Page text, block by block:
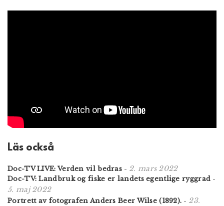
Läs också
Doc-TV LIVE: Verden vil bedras - 2. mars 2022
Doc-TV: Landbruk og fiske er landets egentlige ryggrad -
5. maj 2022
Portrett av fotografen Anders Beer Wilse (1892). - 23.